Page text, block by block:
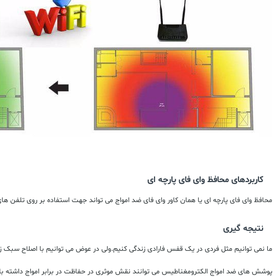
کاربردهای محافظ وای فای پارچه ای
محافظ وای فای پارچه ای یا همان کاور وای فای ضد امواج می تواند جهت استفاده بر روی تلفن
نتیجه گیری
ما نمی توانیم مثل فردی در یک قفس فارادی زندگی کنیم.ولی در عوض می توانیم با اصلاح سبک
پوشش های ضد امواج الکترومغناطیس می توانند نقش موثری در حفاظت در برابر امواج داشته